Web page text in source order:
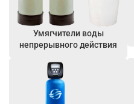
Умягчители воды
непрерывного действия